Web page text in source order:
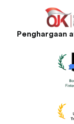
Penghargaan